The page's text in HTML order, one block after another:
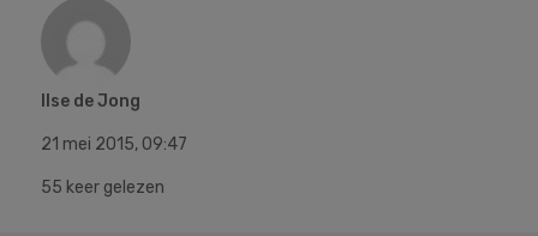
Ilse de Jong
21 mei 2015, 09:47
55 keer gelezen